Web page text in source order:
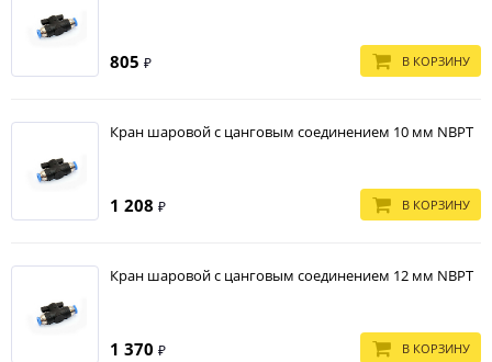
805 ₽ В КОРЗИНУ
Кран шаровой с цанговым соединением 10 мм NBPT
1 208 ₽ В КОРЗИНУ
Кран шаровой с цанговым соединением 12 мм NBPT
1 370 ₽ В КОРЗИНУ